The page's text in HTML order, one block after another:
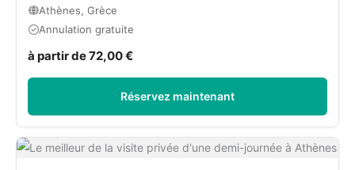
Athènes, Grèce
Annulation gratuite
à partir de 72,00 €
Réservez maintenant